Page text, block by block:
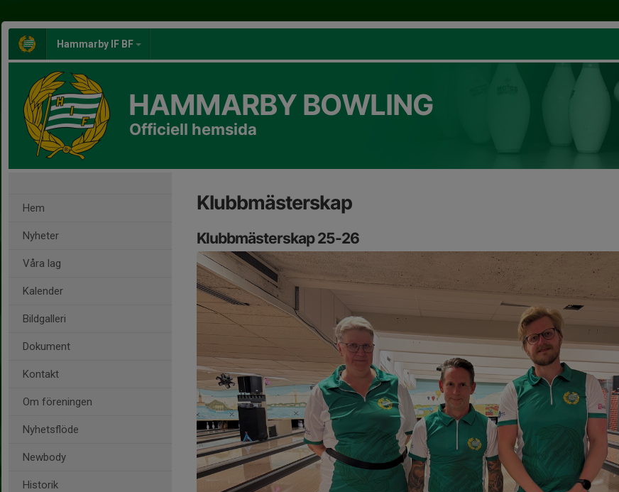
Hammarby IF BF
HAMMARBY BOWLING
Officiell hemsida
Hem
Nyheter
Våra lag
Kalender
Bildgalleri
Dokument
Kontakt
Om föreningen
Nyhetsflöde
Newbody
Historik
Klubbmästerskap
Klubbmästerskap 25-26